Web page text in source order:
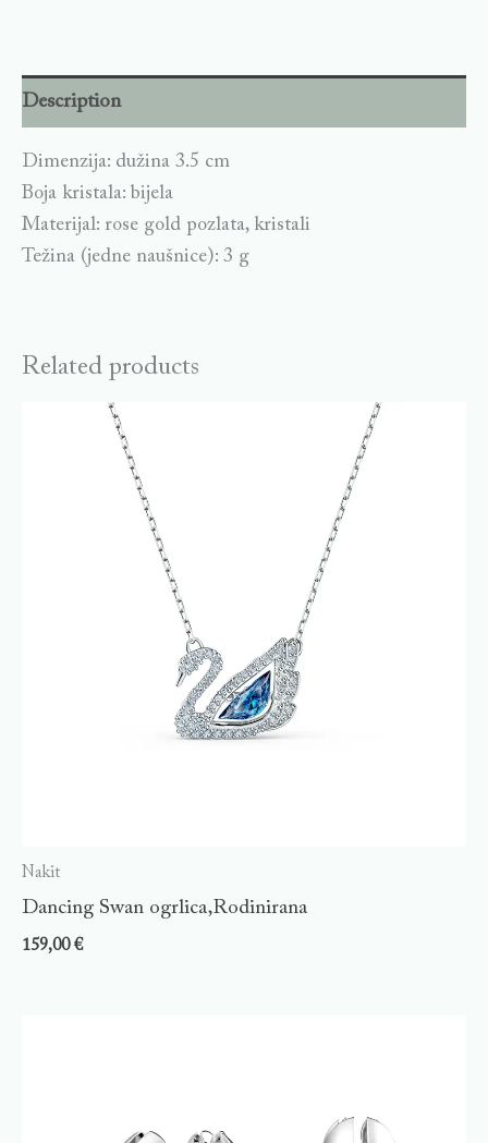
Description
Dimenzija: dužina 3.5 cm
Boja kristala: bijela
Materijal: rose gold pozlata, kristali
Težina (jedne naušnice): 3 g
Related products
Nakit
Dancing Swan ogrlica,Rodinirana
159,00€